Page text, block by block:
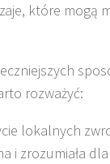
które mogą
rozważyć:
lokalnych
i zrozumiała